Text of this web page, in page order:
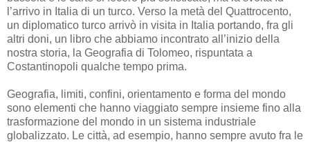
l’arrivo in Italia di un turco. Verso la metà del Quattrocento,
un diplomatico turco arrivò in visita in Italia portando, fra gli
altri doni, un libro che abbiamo incontrato all’inizio della
nostra storia, la Geografia di Tolomeo, rispuntata a
Costantinopoli qualche tempo prima.
Geografia, limiti, confini, orientamento e forma del mondo
sono elementi che hanno viaggiato sempre insieme fino alla
trasformazione del mondo in un sistema industriale
globalizzato. Le città, ad esempio, hanno sempre avuto fra le